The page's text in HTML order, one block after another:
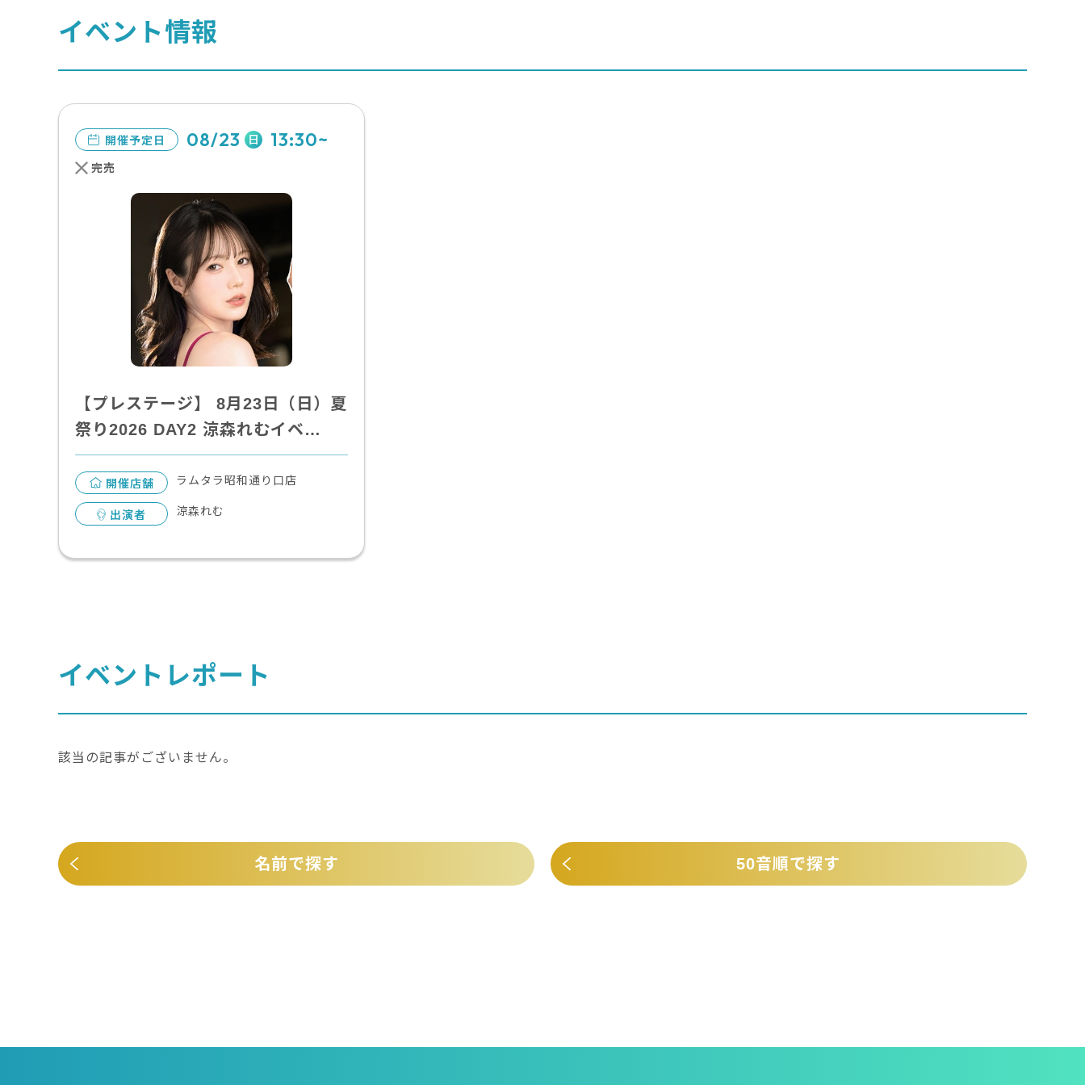
イベント情報
開催予定日 08/23 日 13:30~
完売
【プレステージ】 8月23日（日）夏
祭り2026 DAY2 涼森れむイベ…
開催店舗 ラムタラ昭和通り口店
出演者 涼森れむ
イベントレポート
該当の記事がございません。
名前で探す 50音順で探す